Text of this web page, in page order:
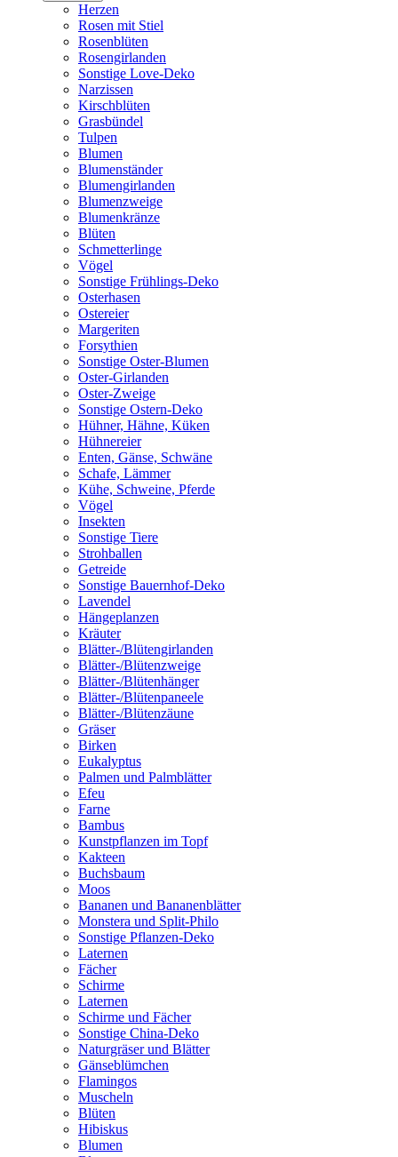
Herzen
Rosen mit Stiel
Rosenblüten
Rosengirlanden
Sonstige Love-Deko
Narzissen
Kirschblüten
Grasbündel
Tulpen
Blumen
Blumenständer
Blumengirlanden
Blumenzweige
Blumenkränze
Blüten
Schmetterlinge
Vögel
Sonstige Frühlings-Deko
Osterhasen
Ostereier
Margeriten
Forsythien
Sonstige Oster-Blumen
Oster-Girlanden
Oster-Zweige
Sonstige Ostern-Deko
Hühner, Hähne, Küken
Hühnereier
Enten, Gänse, Schwäne
Schafe, Lämmer
Kühe, Schweine, Pferde
Vögel
Insekten
Sonstige Tiere
Strohballen
Getreide
Sonstige Bauernhof-Deko
Lavendel
Hängeplanzen
Kräuter
Blätter-/Blütengirlanden
Blätter-/Blütenzweige
Blätter-/Blütenhänger
Blätter-/Blütenpaneele
Blätter-/Blütenzäune
Gräser
Birken
Eukalyptus
Palmen und Palmblätter
Efeu
Farne
Bambus
Kunstpflanzen im Topf
Kakteen
Buchsbaum
Moos
Bananen und Bananenblätter
Monstera und Split-Philo
Sonstige Pflanzen-Deko
Laternen
Fächer
Schirme
Laternen
Schirme und Fächer
Sonstige China-Deko
Naturgräser und Blätter
Gänseblümchen
Flamingos
Muscheln
Blüten
Hibiskus
Blumen